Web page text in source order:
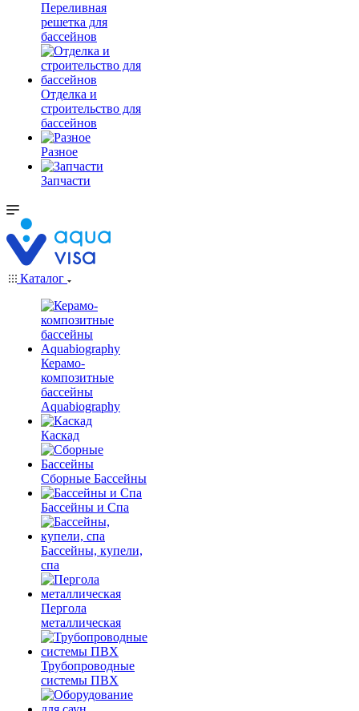
Переливная
решетка для
бассейнов
Отделка и
строительство для
бассейнов
Разное
Запчасти
Каталог
Керамо-
композитные
бассейны
Aquabiography
Каскад
Сборные Бассейны
Бассейны и Спа
Бассейны, купели,
спа
Пергола
металлическая
Трубопроводные
системы ПВХ